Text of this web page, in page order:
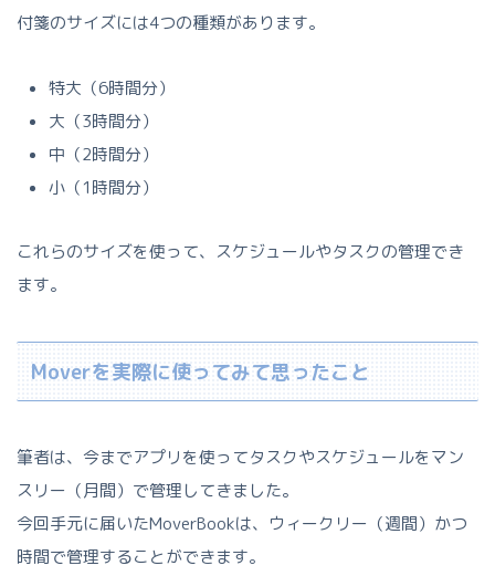
付箋のサイズには4つの種類があります。
特大（6時間分）
大（3時間分）
中（2時間分）
小（1時間分）
これらのサイズを使って、スケジュールやタスクの管理でき
ます。
Moverを実際に使ってみて思ったこと
筆者は、今までアプリを使ってタスクやスケジュールをマン
スリー（月間）で管理してきました。
今回手元に届いたMoverBookは、ウィークリー（週間）かつ
時間で管理することができます。